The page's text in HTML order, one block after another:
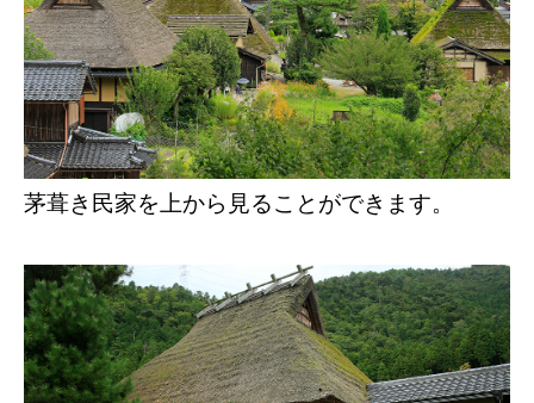
茅葺き民家を上から見ることができます。